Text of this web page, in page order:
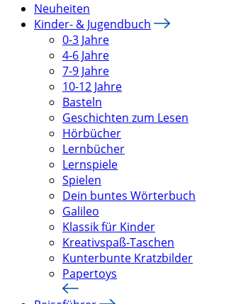
Neuheiten
Kinder- & Jugendbuch
0-3 Jahre
4-6 Jahre
7-9 Jahre
10-12 Jahre
Basteln
Geschichten zum Lesen
Hörbücher
Lernbücher
Lernspiele
Spielen
Dein buntes Wörterbuch
Galileo
Klassik für Kinder
Kreativspaß-Taschen
Kunterbunte Kratzbilder
Papertoys